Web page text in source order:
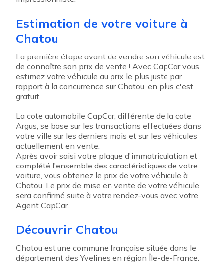
Estimation de votre voiture à
Chatou
La première étape avant de vendre son véhicule est
de connaître son prix de vente ! Avec CapCar vous
estimez votre véhicule au prix le plus juste par
rapport à la concurrence sur Chatou, en plus c'est
gratuit.
La cote automobile CapCar, différente de la cote
Argus, se base sur les transactions effectuées dans
votre ville sur les derniers mois et sur les véhicules
actuellement en vente.
Après avoir saisi votre plaque d'immatriculation et
complété l'ensemble des caractéristiques de votre
voiture, vous obtenez le prix de votre véhicule à
Chatou. Le prix de mise en vente de votre véhicule
sera confirmé suite à votre rendez-vous avec votre
Agent CapCar.
Découvrir Chatou
Chatou est une commune française située dans le
département des Yvelines en région Île-de-France.